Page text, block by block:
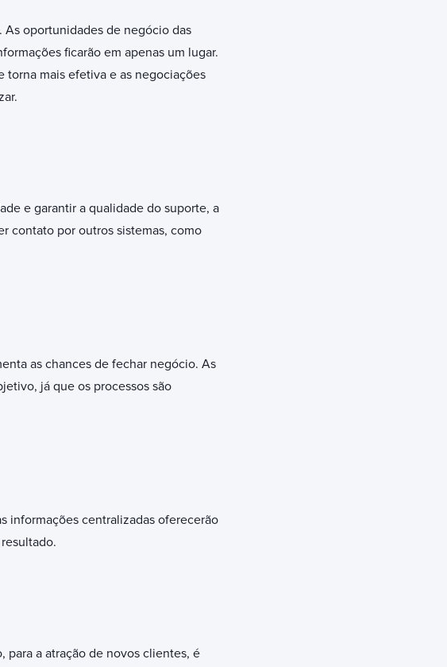
oportunidades de negócio das
ficarão em apenas um lugar.
torna mais efetiva e as negociações
e garantir a qualidade do suporte, a
contato por outros sistemas, como
as chances de fechar negócio. As
já que os processos são
informações centralizadas oferecerão
para a atração de novos clientes, é